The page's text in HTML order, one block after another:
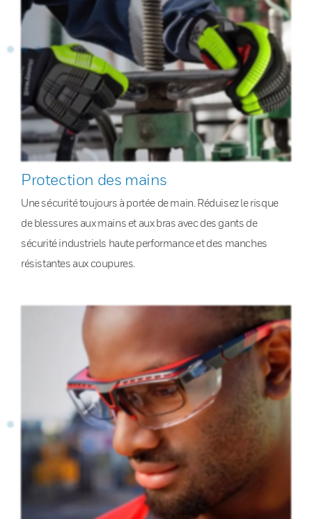
Protection des mains
Une sécurité toujours à portée de main. Réduisez le risque
de blessures aux mains et aux bras avec des gants de
sécurité industriels haute performance et des manches
résistantes aux coupures.